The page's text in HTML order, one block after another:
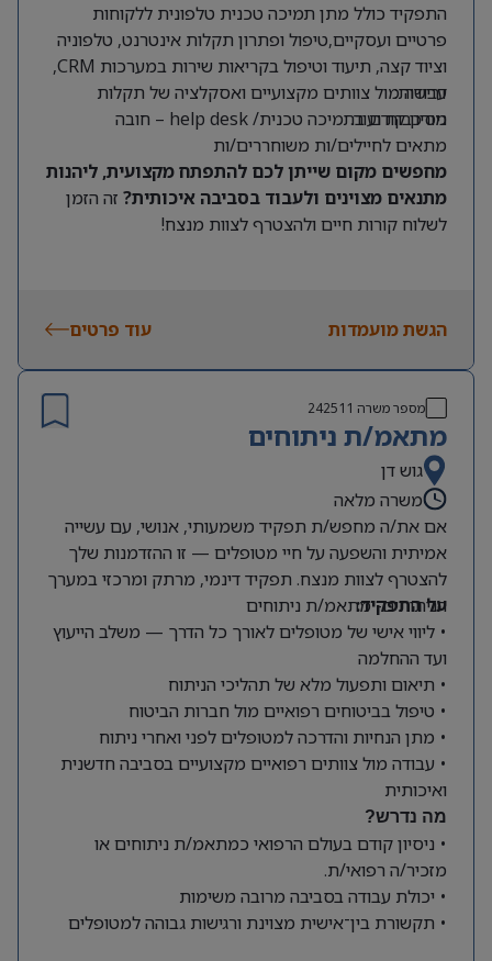
התפקיד כולל מתן תמיכה טכנית טלפונית ללקוחות
פרטיים ועסקיים,טיפול ופתרון תקלות אינטרנט, טלפוניה
וציוד קצה, תיעוד וטיפול בקריאות שירות במערכות CRM,
עבודה מול צוותים מקצועיים ואסקלציה של תקלות
מורכבות ועוד.
דרישות:
ניסיון קודם בתמיכה טכנית/ help desk – חובה
מתאים לחיילים/ות משוחררים/ות
מחפשים מקום שייתן לכם להתפתח מקצועית, ליהנות
מתנאים מצוינים ולעבוד בסביבה איכותית? זה הזמן
לשלוח קורות חיים ולהצטרף לצוות מנצח!
הגשת מועמדות עוד פרטים
מספר משרה 242511
מתאמ/ת ניתוחים
גוש דן
משרה מלאה
אם את/ה מחפש/ת תפקיד משמעותי, אנושי, עם עשייה
אמיתית והשפעה על חיי מטופלים — זו ההזדמנות שלך
להצטרף לצוות מנצח. תפקיד דינמי, מרתק ומרכזי במערך
הניתוחים- מתאמ/ת ניתוחים
על התפקיד:
• ליווי אישי של מטופלים לאורך כל הדרך — משלב הייעוץ
ועד ההחלמה
• תיאום ותפעול מלא של תהליכי הניתוח
• טיפול בביטוחים רפואיים מול חברות הביטוח
• מתן הנחיות והדרכה למטופלים לפני ואחרי ניתוח
• עבודה מול צוותים רפואיים מקצועיים בסביבה חדשנית
ואיכותית
מה נדרש?
• ניסיון קודם בעולם הרפואי כמתאמ/ת ניתוחים או
מזכיר/ה רפואי/ת.
• יכולת עבודה בסביבה מרובה משימות
• תקשורת בין־אישית מצוינת ורגישות גבוהה למטופלים